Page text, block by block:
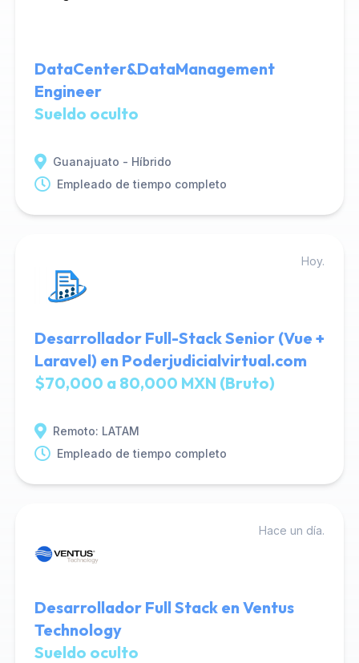
DataCenter&DataManagement
Engineer
Sueldo oculto
Guanajuato - Híbrido
Empleado de tiempo completo
Hoy.
Desarrollador Full-Stack Senior (Vue +
Laravel) en Poderjudicialvirtual.com
$70,000 a 80,000 MXN (Bruto)
Remoto: LATAM
Empleado de tiempo completo
Hace un día.
Desarrollador Full Stack en Ventus
Technology
Sueldo oculto